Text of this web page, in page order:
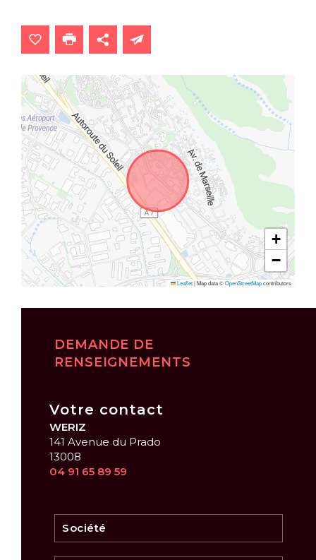
+
−
Leaflet|Map data ©OpenStreetMapcontributors
DEMANDE DE
RENSEIGNEMENTS
Votre contact
WERIZ
141 Avenue du Prado
13008
04 91 65 89 59